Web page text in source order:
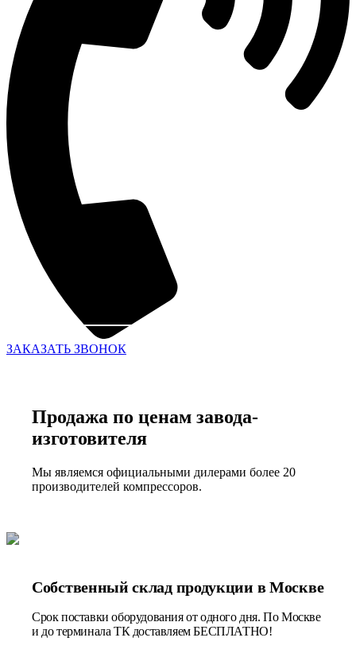
ЗАКАЗАТЬ ЗВОНОК
Продажа по ценам завода-
изготовителя
Мы являемся официальными дилерами более 20
производителей компрессоров.
Собственный склад продукции в Москве
Срок поставки оборудования от одного дня. По Москве
и до терминала ТК доставляем БЕСПЛАТНО!